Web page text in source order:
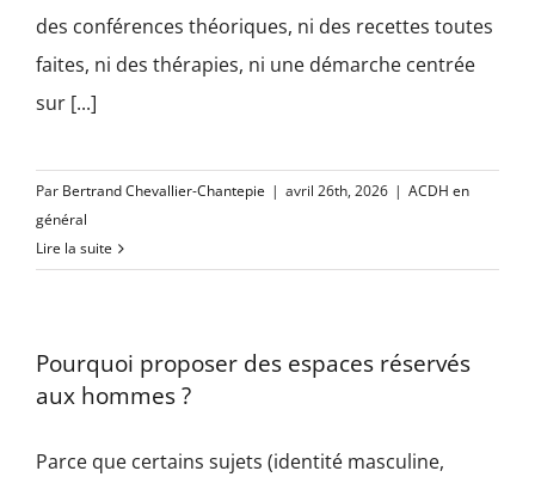
des conférences théoriques, ni des recettes toutes
faites, ni des thérapies, ni une démarche centrée
sur [...]
Par Bertrand Chevallier-Chantepie | avril 26th, 2026 | ACDH en
général
Lire la suite
Pourquoi proposer des espaces réservés
aux hommes ?
Parce que certains sujets (identité masculine,